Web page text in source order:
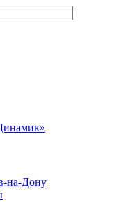
на-Дону